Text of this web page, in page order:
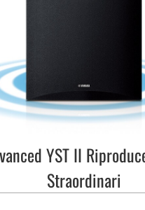
YST II
Straordinari